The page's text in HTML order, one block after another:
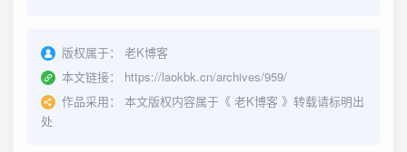
版权属于：
老K博客
本文链接：
https://laokbk.cn/archives/959/
作品采用：
本文版权内容属于《 老K博客 》转载请标明出
处